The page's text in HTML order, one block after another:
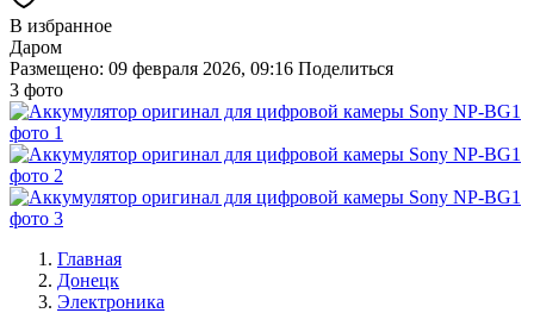
В избранное
Даром
Размещено: 09 февраля 2026, 09:16 Поделиться
3 фото
Главная
Донецк
Электроника